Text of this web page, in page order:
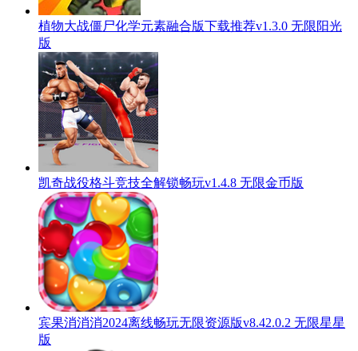
植物大战僵尸化学元素融合版下载推荐v1.3.0 无限阳光
版
凯奇战役格斗竞技全解锁畅玩v1.4.8 无限金币版
宾果消消消2024离线畅玩无限资源版v8.42.0.2 无限星星
版